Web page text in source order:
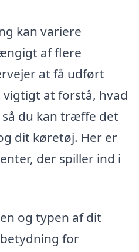
kan variere
af flere
at få udført
at forstå, hvad
du kan træffe det
dit køretøj. Her er
der spiller ind i
og typen af dit
for